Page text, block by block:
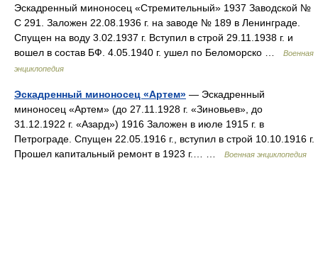
Эскадренный миноносец «Стремительный» 1937 Заводской №
С 291. Заложен 22.08.1936 г. на заводе № 189 в Ленинграде.
Спущен на воду 3.02.1937 г. Вступил в строй 29.11.1938 г. и
вошел в состав БФ. 4.05.1940 г. ушел по Беломорско …
Военная
энциклопедия
Эскадренный миноносец «Артем» — Эскадренный
миноносец «Артем» (до 27.11.1928 г. «Зиновьев», до
31.12.1922 г. «Азард») 1916 Заложен в июле 1915 г. в
Петрограде. Спущен 22.05.1916 г., вступил в строй 10.10.1916 г.
Прошел капитальный ремонт в 1923 г.… …
Военная энциклопедия